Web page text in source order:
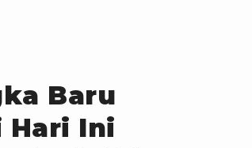
Baru
Hari Ini